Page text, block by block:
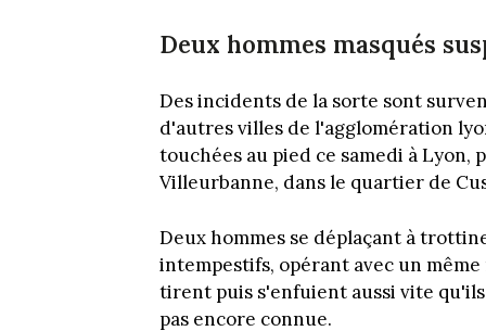
Deux hommes masqués
Des incidents de la sorte sont
d'autres villes de l'agglomération
touchées au pied ce samedi à Lyon,
Villeurbanne, dans le quartier de
Deux hommes se déplaçant à
intempestifs, opérant avec un
tirent puis s'enfuient aussi vite
pas encore connue.